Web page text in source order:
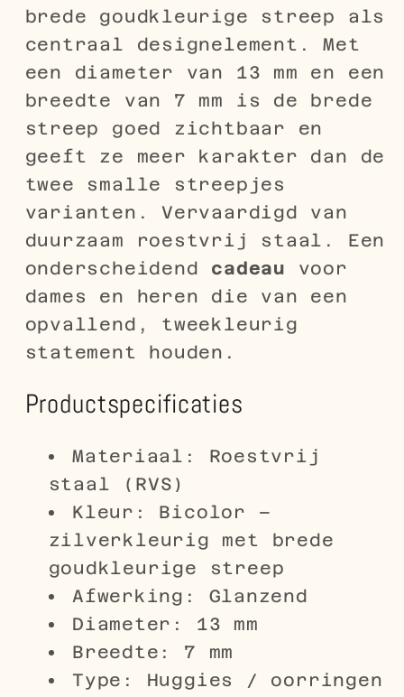
brede goudkleurige streep als
centraal designelement. Met
een diameter van 13 mm en een
breedte van 7 mm is de brede
streep goed zichtbaar en
geeft ze meer karakter dan de
twee smalle streepjes
varianten. Vervaardigd van
duurzaam roestvrij staal. Een
onderscheidend cadeau voor
dames en heren die van een
opvallend, tweekleurig
statement houden.
Productspecificaties
Materiaal: Roestvrij
staal (RVS)
Kleur: Bicolor –
zilverkleurig met brede
goudkleurige streep
Afwerking: Glanzend
Diameter: 13 mm
Breedte: 7 mm
Type: Huggies / oorringen